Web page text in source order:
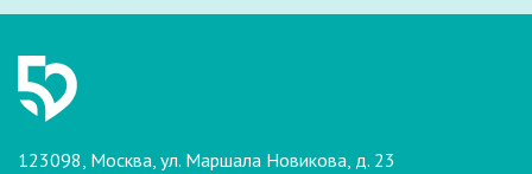
123098, Москва, ул. Маршала Новикова, д. 23